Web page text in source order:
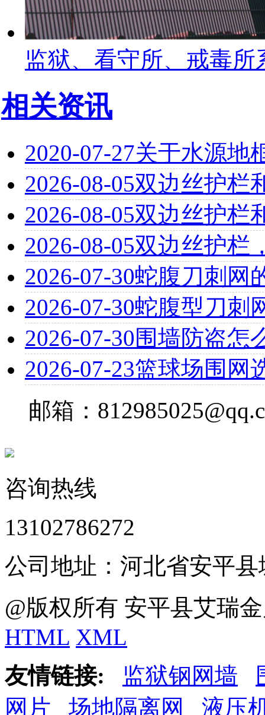
监狱、看守所、戒毒所
相关资讯
2020-07-27关于水源地
2026-08-05双边丝护栏
2026-08-05双边丝护栏
2026-08-05双边丝护栏
2026-07-30蛇腹刀刺网
2026-07-30蛇腹型刀刺
2026-07-30围墙防盗怎
2026-07-23篮球场围网
邮箱：
咨询热线
13102786272
公司地址：河北省安平
@版权所有 安平县艾瑞
HTML XML
友情链接:
监狱钢网墙
网片
场地隔离网 液压